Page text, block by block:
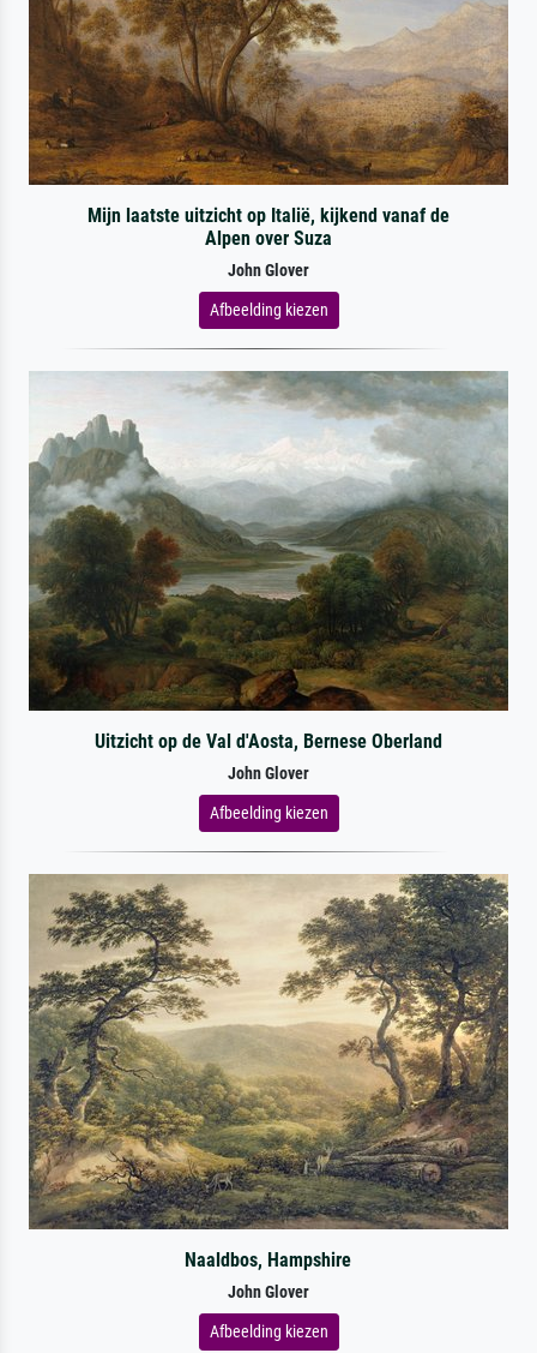
Mijn laatste uitzicht op Italië, kijkend vanaf de
Alpen over Suza
John Glover
Afbeelding kiezen
Uitzicht op de Val d'Aosta, Bernese Oberland
John Glover
Afbeelding kiezen
Naaldbos, Hampshire
John Glover
Afbeelding kiezen